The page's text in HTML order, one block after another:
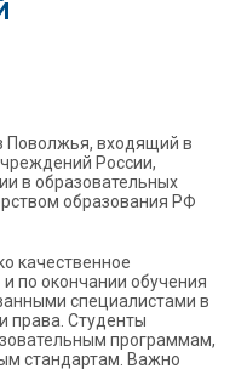
входящий в
России,
в образовательных
образования РФ
качественное
по окончании обучения
специалистами в
права. Студенты
программам,
стандартам. Важно